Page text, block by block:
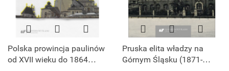
Polska prowincja paulinów
od XVII wieku do 1864
Pruska elita władzy na
Górnym Śląsku (1871-